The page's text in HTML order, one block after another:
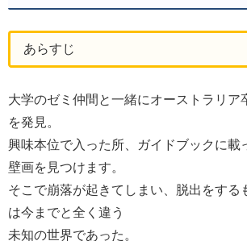
あらすじ
大学のゼミ仲間と一緒にオーストラリア
を発見。
興味本位で入った所、ガイドブックに載
壁画を見つけます。
そこで崩落が起きてしまい、脱出をする
は今までと全く違う
未知の世界であった。